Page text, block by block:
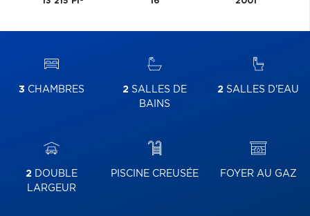
3 CHAMBRES 2 SALLES DE
BAINS
2 SALLES D'EAU
2 DOUBLE
LARGEUR
PISCINE CREUSÉE FOYER AU GAZ